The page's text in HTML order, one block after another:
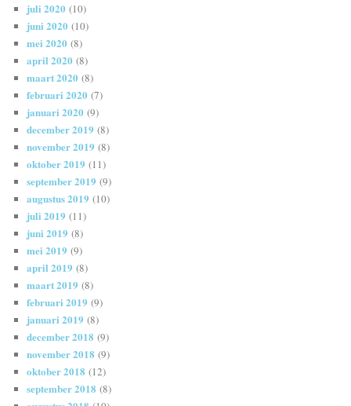
juli 2020 (10)
juni 2020 (10)
mei 2020 (8)
april 2020 (8)
maart 2020 (8)
februari 2020 (7)
januari 2020 (9)
december 2019 (8)
november 2019 (8)
oktober 2019 (11)
september 2019 (9)
augustus 2019 (10)
juli 2019 (11)
juni 2019 (8)
mei 2019 (9)
april 2019 (8)
maart 2019 (8)
februari 2019 (9)
januari 2019 (8)
december 2018 (9)
november 2018 (9)
oktober 2018 (12)
september 2018 (8)